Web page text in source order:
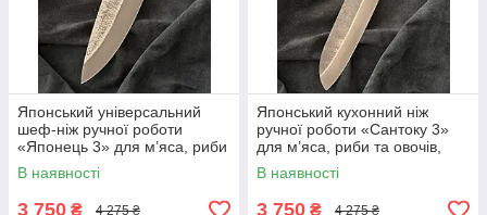
Японський універсальний
шеф-ніж ручної роботи
«Японець 3» для м’яса, риби
та овочів, сталь Х12МФ (60
HRC), руків’я дуб
В наявності
3 750 ₴ 4 275 ₴
Японський кухонний ніж
ручної роботи «Сантоку 3»
для м’яса, риби та овочів,
сталь Х12МФ (60 HRC),
руків’я дуб
В наявності
3 750 ₴ 4 275 ₴